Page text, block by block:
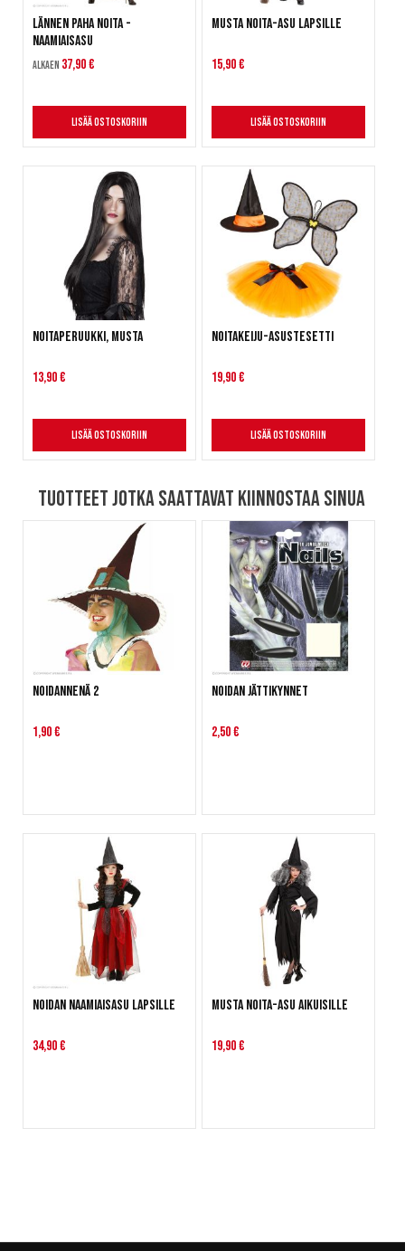
Lännen paha noita -
naamiaisasu
Alkaen 37,90 €
Lisää ostoskoriin
Musta Noita-asu lapsille
15,90 €
Lisää ostoskoriin
Noitaperuukki, musta
13,90 €
Lisää ostoskoriin
Noitakeiju-asustesetti
19,90 €
Lisää ostoskoriin
Tuotteet jotka saattavat kiinnostaa sinua
Noidannenä 2
1,90 €
Noidan jättikynnet
2,50 €
Noidan naamiaisasu lapsille
34,90 €
Musta Noita-asu aikuisille
19,90 €